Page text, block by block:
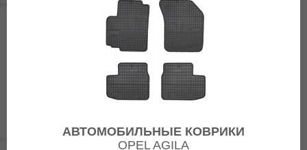
АВТОМОБИЛЬНЫЕ КОВРИКИ
OPEL AGILA